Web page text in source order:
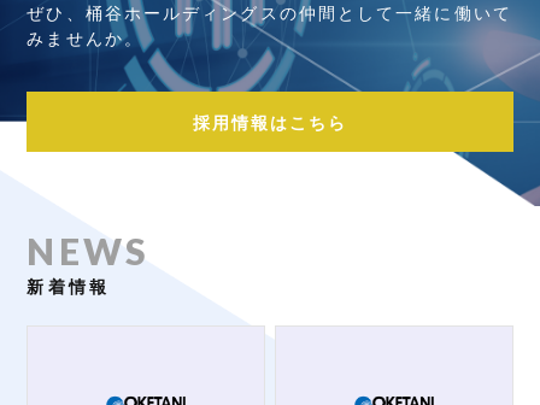
ぜひ、桶谷ホールディングスの仲間として一緒に働いて
みませんか。
採用情報はこちら
NEWS
新着情報